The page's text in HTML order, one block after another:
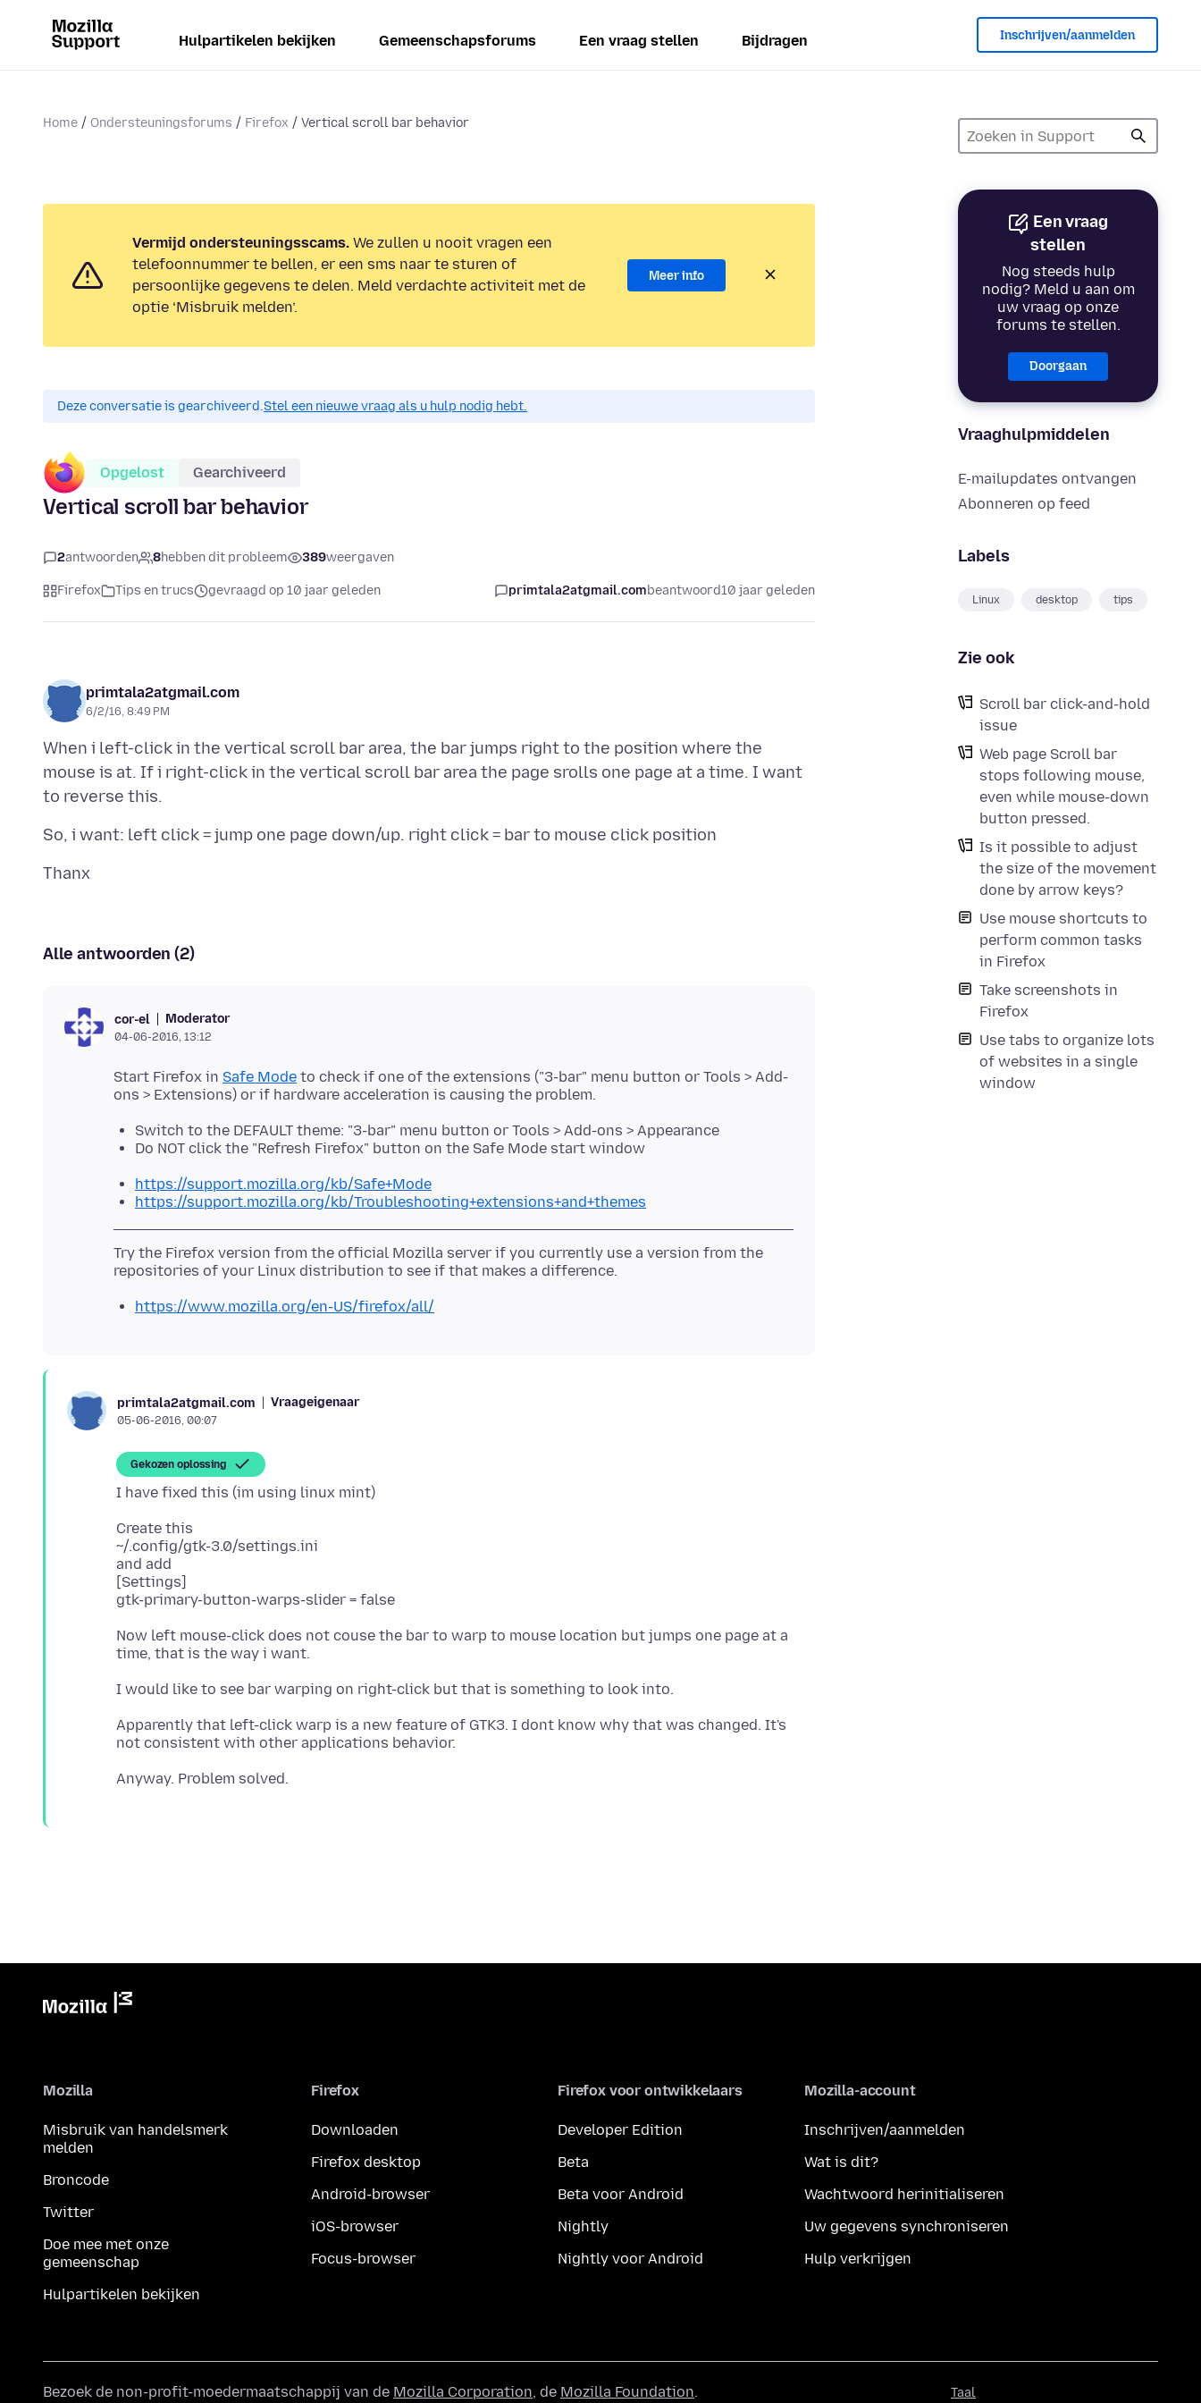
Hulpartikelen bekijken Gemeenschapsforums Een vraag stellen Bijdragen Inschrijven/aanmelden
Home Ondersteuningsforums Firefox Vertical scroll bar behavior
Een vraag
stellen
Nog steeds hulp
nodig? Meld u aan om
uw vraag op onze
forums te stellen.
Doorgaan
Vraaghulpmiddelen
E-mailupdates ontvangen
Abonneren op feed
Labels
Linux desktop tips
Zie ook
Scroll bar click-and-hold
issue
Web page Scroll bar
stops following mouse,
even while mouse-down
button pressed.
Is it possible to adjust
the size of the movement
done by arrow keys?
Use mouse shortcuts to
perform common tasks
in Firefox
Take screenshots in
Firefox
Use tabs to organize lots
of websites in a single
window
Vermijd ondersteuningsscams. We zullen u nooit vragen een
telefoonnummer te bellen, er een sms naar te sturen of
persoonlijke gegevens te delen. Meld verdachte activiteit met de
optie ‘Misbruik melden’.
Meer info
Deze conversatie is gearchiveerd.Stel een nieuwe vraag als u hulp nodig hebt.
Opgelost Gearchiveerd
Vertical scroll bar behavior
2antwoorden 8hebben dit probleem 389weergaven
Firefox Tips en trucs gevraagd op 10 jaar geleden primtala2atgmail.combeantwoord10 jaar geleden
primtala2atgmail.com
6/2/16, 8:49 PM
When i left-click in the vertical scroll bar area, the bar jumps right to the position where the
mouse is at. If i right-click in the vertical scroll bar area the page srolls one page at a time. I want
Alle antwoorden (2)
cor-el Moderator
04-06-2016, 13:12
Start Firefox in Safe Mode to check if one of the extensions ("3-bar" menu button or Tools > Add-
Switch to the DEFAULT theme: "3-bar" menu button or Tools > Add-ons > Appearance
Do NOT click the "Refresh Firefox" button on the Safe Mode start window
https://support.mozilla.org/kb/Safe+Mode
https://support.mozilla.org/kb/Troubleshooting+extensions+and+themes
Try the Firefox version from the official Mozilla server if you currently use a version from the
https://www.mozilla.org/en-US/firefox/all/
primtala2atgmail.com Vraageigenaar
05-06-2016, 00:07
Gekozen oplossing
Create this
~/.config/gtk-3.0/settings.ini
and add
[Settings]
Now left mouse-click does not couse the bar to warp to mouse location but jumps one page at a
Apparently that left-click warp is a new feature of GTK3. I dont know why that was changed. It's
Mozilla
Misbruik van handelsmerk
melden
Broncode
Twitter
Doe mee met onze
gemeenschap
Hulpartikelen bekijken
Firefox
Downloaden
Firefox desktop
Android-browser
iOS-browser
Focus-browser
Firefox voor ontwikkelaars
Developer Edition
Beta
Beta voor Android
Nightly
Nightly voor Android
Mozilla-account
Inschrijven/aanmelden
Wat is dit?
Wachtwoord herinitialiseren
Uw gegevens synchroniseren
Hulp verkrijgen
Taal
Bezoek de non-profit-moedermaatschappij van de Mozilla Corporation, de Mozilla Foundation.